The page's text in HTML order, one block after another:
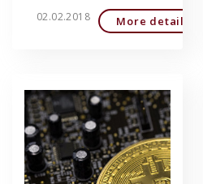
02.02.2018 More detailed